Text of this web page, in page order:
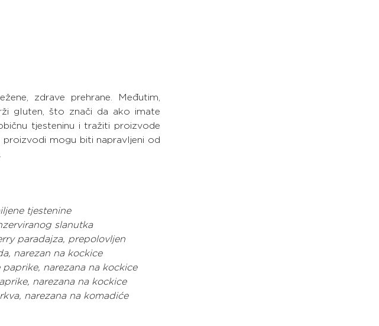
zdrave prehrane. Međutim,
gluten, što znači da ako imate
tjesteninu i tražiti proizvode
mogu biti napravljeni od
tjestenine
slanutka
paradajza, prepolovljen
narezan na kockice
paprike, narezana na kockice
narezana na kockice
narezana na komadiće